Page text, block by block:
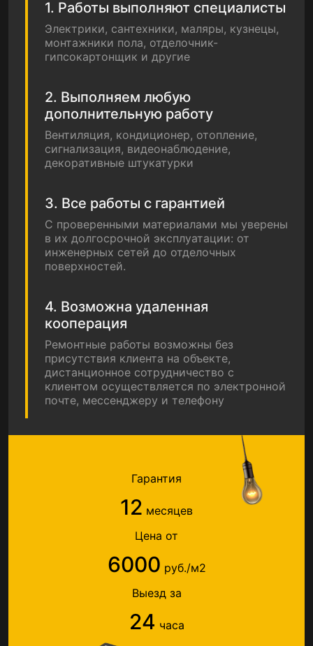
1. Работы выполняют специалисты
Электрики, сантехники, маляры, кузнецы,
монтажники пола, отделочник-
гипсокартонщик и другие
2. Выполняем любую
дополнительную работу
Вентиляция, кондиционер, отопление,
сигнализация, видеонаблюдение,
декоративные штукатурки
3. Все работы с гарантией
С проверенными материалами мы уверены
в их долгосрочной эксплуатации: от
инженерных сетей до отделочных
поверхностей.
4. Возможна удаленная
кооперация
Ремонтные работы возможны без
присутствия клиента на объекте,
дистанционное сотрудничество с
клиентом осуществляется по электронной
почте, мессенджеру и телефону
Гарантия
12 месяцев
Цена от
6000 руб./м2
Выезд за
24 часа